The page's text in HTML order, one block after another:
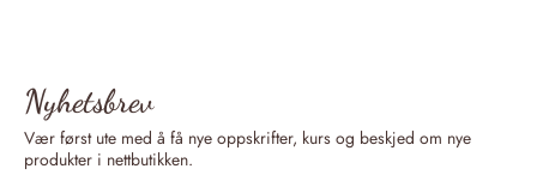
Nyhetsbrev
Vær først ute med å få nye oppskrifter, kurs og beskjed om nye
produkter i nettbutikken.